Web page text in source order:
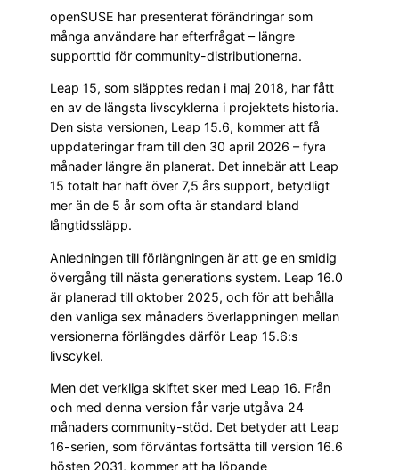
openSUSE har presenterat förändringar som
många användare har efterfrågat – längre
supporttid för community-distributionerna.
Leap 15, som släpptes redan i maj 2018, har fått
en av de längsta livscyklerna i projektets historia.
Den sista versionen, Leap 15.6, kommer att få
uppdateringar fram till den 30 april 2026 – fyra
månader längre än planerat. Det innebär att Leap
15 totalt har haft över 7,5 års support, betydligt
mer än de 5 år som ofta är standard bland
långtidssläpp.
Anledningen till förlängningen är att ge en smidig
övergång till nästa generations system. Leap 16.0
är planerad till oktober 2025, och för att behålla
den vanliga sex månaders överlappningen mellan
versionerna förlängdes därför Leap 15.6:s
livscykel.
Men det verkliga skiftet sker med Leap 16. Från
och med denna version får varje utgåva 24
månaders community-stöd. Det betyder att Leap
16-serien, som förväntas fortsätta till version 16.6
hösten 2031, kommer att ha löpande